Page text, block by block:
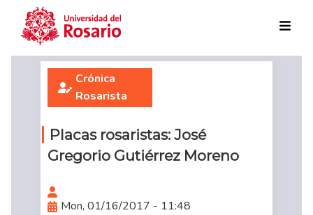
Skip to main content
Crónica
Rosarista
Placas rosaristas: José
Gregorio Gutiérrez Moreno
Mon, 01/16/2017 - 11:48